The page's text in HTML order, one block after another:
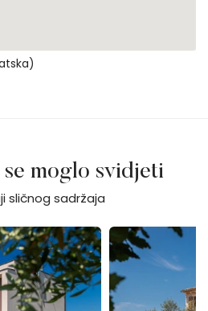
se moglo svidjeti
sličnog sadržaja
Stancija Katarina